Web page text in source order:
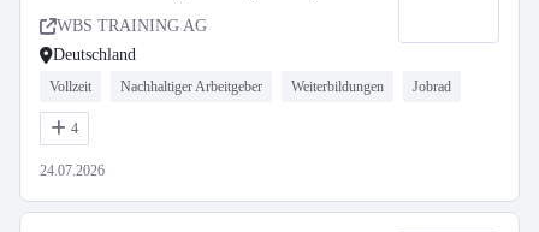
WBS TRAINING AG
Deutschland
Vollzeit Nachhaltiger Arbeitgeber Weiterbildungen Jobrad
4
24.07.2026